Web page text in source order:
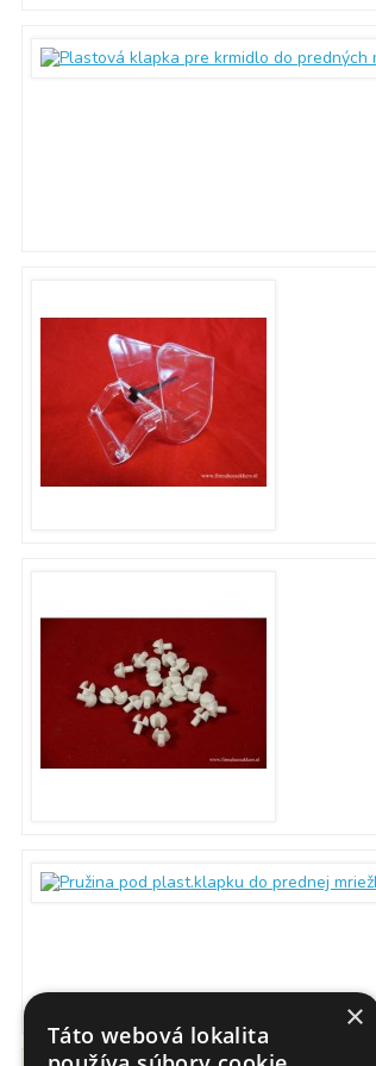
×
Táto webová lokalita